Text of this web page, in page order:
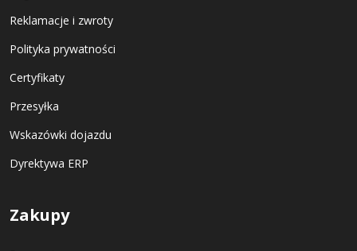
Reklamacje i zwroty
Polityka prywatności
Certyfikaty
Przesyłka
Wskazówki dojazdu
Dyrektywa ERP
Zakupy